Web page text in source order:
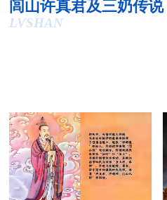
闾山许真君及三奶传说
LVSHAN